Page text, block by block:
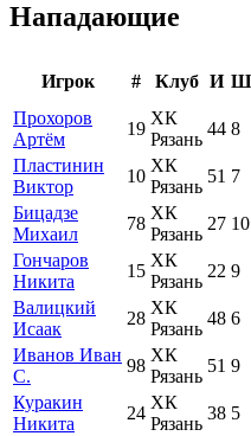
Нападающие
Игрок # Клуб И Ш
Прохоров
Артём
19
ХК
Рязань
44 8
Пластинин
Виктор
10
ХК
Рязань
51 7
Бицадзе
Михаил
78
ХК
Рязань
27 10
Гончаров
Никита
15
ХК
Рязань
22 9
Валицкий
Исаак
28
ХК
Рязань
48 6
Иванов Иван
С.
98
ХК
Рязань
51 9
Куракин
Никита
24
ХК
Рязань
38 5